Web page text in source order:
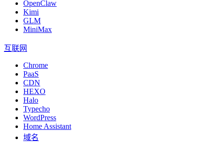
OpenClaw
Kimi
GLM
MiniMax
互联网
Chrome
PaaS
CDN
HEXO
Halo
Typecho
WordPress
Home Assistant
域名